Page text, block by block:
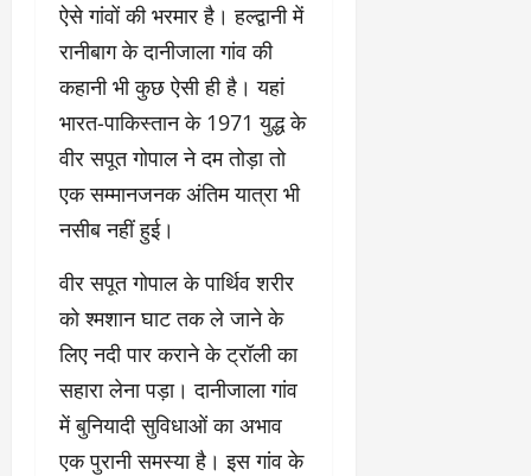
ऐसे गांवों की भरमार है। हल्द्वानी में
रानीबाग के दानीजाला गांव की
कहानी भी कुछ ऐसी ही है। यहां
भारत-पाकिस्तान के 1971 युद्ध के
वीर सपूत गोपाल ने दम तोड़ा तो
एक सम्मानजनक अंतिम यात्रा भी
नसीब नहीं हुई।
वीर सपूत गोपाल के पार्थिव शरीर
को श्मशान घाट तक ले जाने के
लिए नदी पार कराने के ट्रॉली का
सहारा लेना पड़ा। दानीजाला गांव
में बुनियादी सुविधाओं का अभाव
एक पुरानी समस्या है। इस गांव के